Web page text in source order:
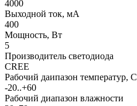
4000
Выходной ток, мА
400
Мощность, Вт
5
Производитель светодиода
CREE
Рабочий даипазон температур, С
-20..+60
Рабочий диапазон влажности